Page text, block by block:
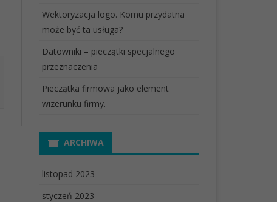
Wektoryzacja logo. Komu przydatna
może być ta usługa?
Datowniki – pieczątki specjalnego
przeznaczenia
Pieczątka firmowa jako element
wizerunku firmy.
ARCHIWA
listopad 2023
styczeń 2023